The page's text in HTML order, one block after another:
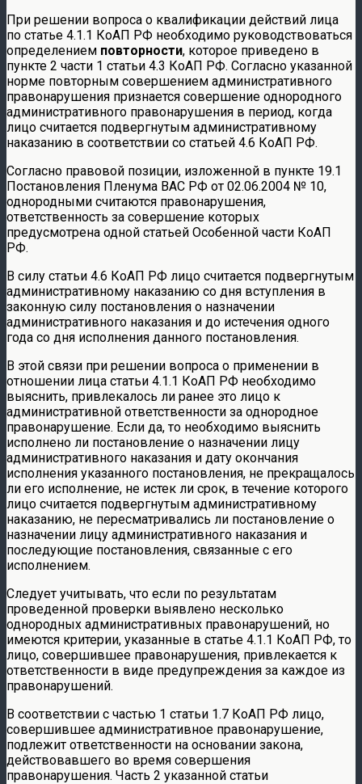
При решении вопроса о квалификации действий лица
по статье 4.1.1 КоАП РФ необходимо руководствоваться
определением повторности, которое приведено в
пункте 2 части 1 статьи 4.3 КоАП РФ. Согласно указанной
норме повторным совершением административного
правонарушения признается совершение однородного
административного правонарушения в период, когда
лицо считается подвергнутым административному
наказанию в соответствии со статьей 4.6 КоАП РФ.
Согласно правовой позиции, изложенной в пункте 19.1
Постановления Пленума ВАС РФ от 02.06.2004 № 10,
однородными считаются правонарушения,
ответственность за совершение которых
предусмотрена одной статьей Особенной части КоАП
РФ.
В силу статьи 4.6 КоАП РФ лицо считается подвергнутым
административному наказанию со дня вступления в
законную силу постановления о назначении
административного наказания и до истечения одного
года со дня исполнения данного постановления.
В этой связи при решении вопроса о применении в
отношении лица статьи 4.1.1 КоАП РФ необходимо
выяснить, привлекалось ли ранее это лицо к
административной ответственности за однородное
правонарушение. Если да, то необходимо выяснить
исполнено ли постановление о назначении лицу
административного наказания и дату окончания
исполнения указанного постановления, не прекращалось
ли его исполнение, не истек ли срок, в течение которого
лицо считается подвергнутым административному
наказанию, не пересматривались ли постановление о
назначении лицу административного наказания и
последующие постановления, связанные с его
исполнением.
Следует учитывать, что если по результатам
проведенной проверки выявлено несколько
однородных административных правонарушений, но
имеются критерии, указанные в статье 4.1.1 КоАП РФ, то
лицо, совершившее правонарушения, привлекается к
ответственности в виде предупреждения за каждое из
правонарушений.
В соответствии с частью 1 статьи 1.7 КоАП РФ лицо,
совершившее административное правонарушение,
подлежит ответственности на основании закона,
действовавшего во время совершения
правонарушения. Часть 2 указанной статьи